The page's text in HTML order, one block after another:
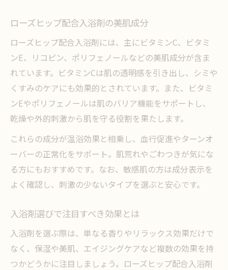
乾燥肌対策に最適な入浴剤使用法を知る
入浴剤で乾燥肌をやさしくケアする方法
ローズヒップ入浴剤の保湿力を高めるコツ
乾燥肌に合う入浴剤の使い方アドバイス
入浴剤の正しい使い方で肌トラブル予防
ローズヒップ入浴剤の効果を最大化する使
い方
入浴剤で感じる肌の変化と実感ポイント
ローズヒップ入浴剤の継続使用のメリット
効果実感を高める入浴剤選びのコツ
ローズヒップ配合入浴剤の美肌成分
ローズヒップ配合入浴剤には、主にビタミンC、ビタミ
ンE、リコピン、ポリフェノールなどの美肌成分が含ま
れています。ビタミンCは肌の透明感を引き出し、シミや
くすみのケアにも効果的とされています。また、ビタミ
ンEやポリフェノールは肌のバリア機能をサポートし、
乾燥や外的刺激から肌を守る役割を果たします。
これらの成分が温浴効果と相乗し、血行促進やターンオ
ーバーの正常化をサポート。肌荒れやごわつきが気にな
る方にもおすすめです。なお、敏感肌の方は成分表示を
よく確認し、刺激の少ないタイプを選ぶと安心です。
入浴剤選びで注目すべき効果とは
入浴剤を選ぶ際は、単なる香りやリラックス効果だけで
なく、保湿や美肌、エイジングケアなど複数の効果を持
つかどうかに注目しましょう。ローズヒップ配合入浴剤